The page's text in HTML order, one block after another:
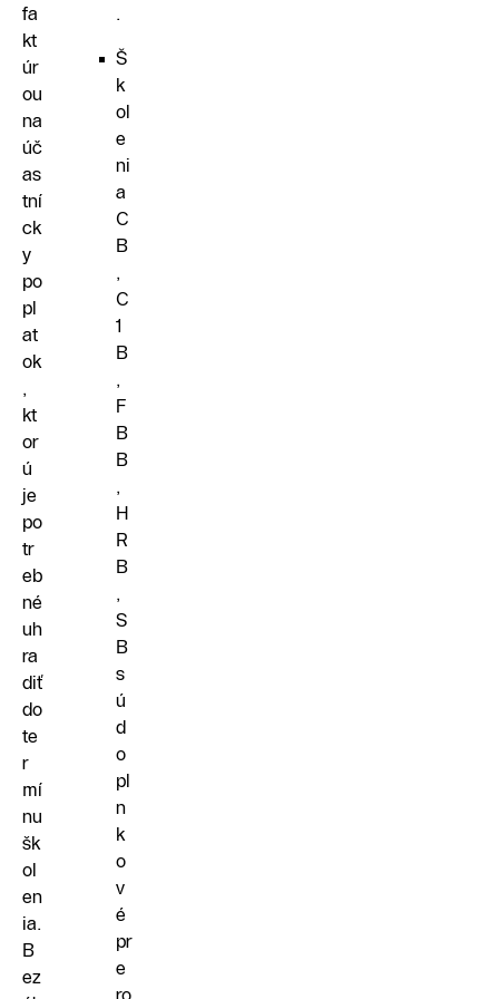
fa
kt
úr
ou
na
úč
as
tní
ck
y
po
pl
at
ok
,
kt
or
ú
je
po
tr
eb
né
uh
ra
diť
do
te
r
mí
nu
šk
ol
en
ia.
B
ez
.
Š
k
ol
e
ni
a
C
B
,
C
1
B
,
F
B
B
,
H
R
B
,
S
B
s
ú
d
o
pl
n
k
o
v
é
pr
e